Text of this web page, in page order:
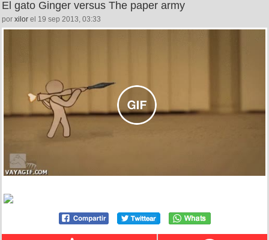
El gato Ginger versus The paper army
por xilor el 19 sep 2013, 03:33